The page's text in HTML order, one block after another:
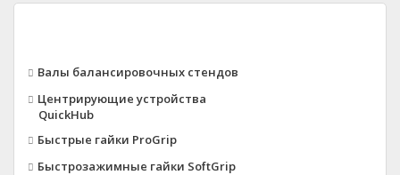
Валы балансировочных стендов
Центрирующие устройства
QuickHub
Быстрые гайки ProGrip
Быстрозажимные гайки SoftGrip